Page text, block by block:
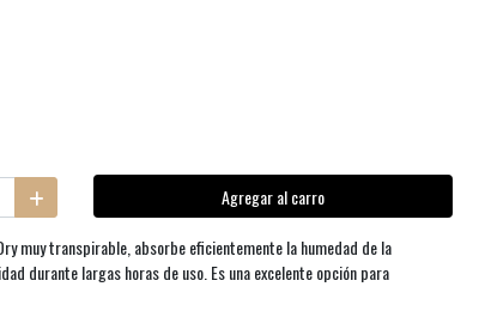
Agregar al carro
muy transpirable, absorbe eficientemente la humedad de la
durante largas horas de uso. Es una excelente opción para